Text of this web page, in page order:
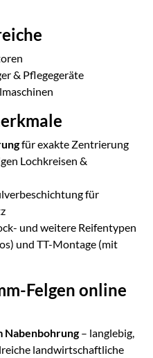
& Pflegegeräte
für exakte Zentrierung
Lochkreisen &
für
und weitere Reifentypen
und TT-Montage (mit
Felgen online
Nabenbohrung– langlebig,
landwirtschaftliche